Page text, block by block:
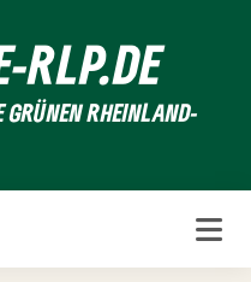
RLP.DE
RHEINLAND-